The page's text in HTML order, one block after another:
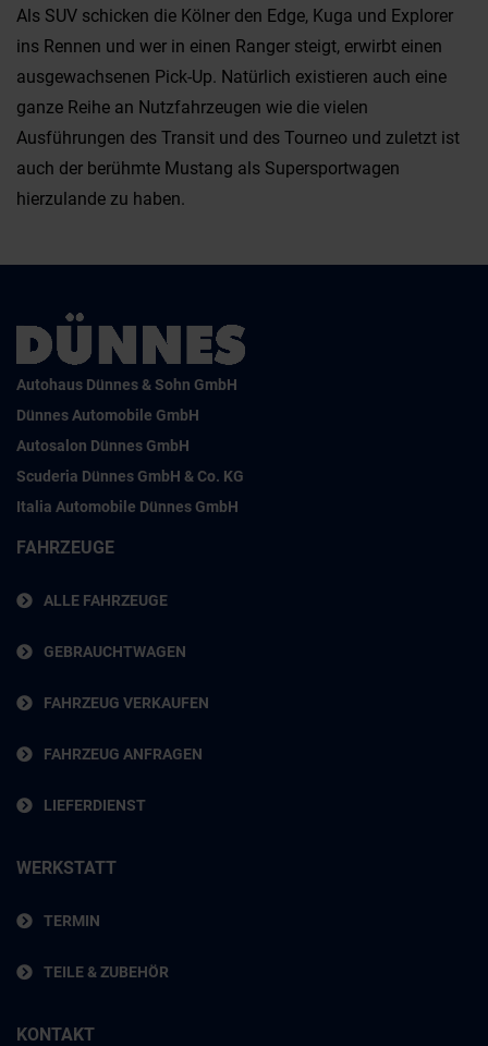
Als SUV schicken die Kölner den Edge, Kuga und Explorer
ins Rennen und wer in einen Ranger steigt, erwirbt einen
ausgewachsenen Pick-Up. Natürlich existieren auch eine
ganze Reihe an Nutzfahrzeugen wie die vielen
Ausführungen des Transit und des Tourneo und zuletzt ist
auch der berühmte Mustang als Supersportwagen
hierzulande zu haben.
Autohaus Dünnes & Sohn GmbH
Dünnes Automobile GmbH
Autosalon Dünnes GmbH
Scuderia Dünnes GmbH & Co. KG
Italia Automobile Dünnes GmbH
FAHRZEUGE
ALLE FAHRZEUGE
GEBRAUCHTWAGEN
FAHRZEUG VERKAUFEN
FAHRZEUG ANFRAGEN
LIEFERDIENST
WERKSTATT
TERMIN
TEILE & ZUBEHÖR
KONTAKT